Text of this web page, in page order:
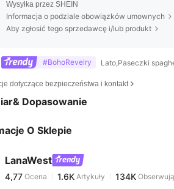
Wysyłka przez SHEIN
Informacja o podziale obowiązków umownych
Aby zgłosić tego sprzedawcę i/lub produkt
#BohoRevelry Lato,Paseczki
dotyczące bezpieczeństwa i kontakt
Dopasowanie
O Sklepie
LanaWest
4,77
4,77 1.6K
1.6KArtykuły
p***s zapłacono1 dzień temu